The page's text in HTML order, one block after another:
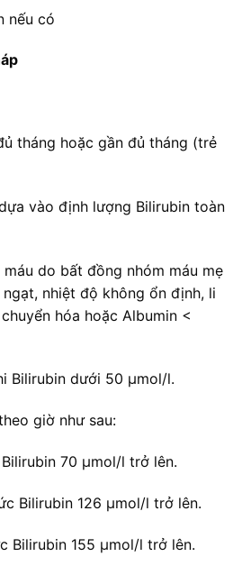
nếu có
tháng hoặc gần đủ tháng (trẻ
vào định lượng Bilirubin toàn
do bất đồng nhóm máu mẹ
ngạt, nhiệt độ không ổn định, li
hóa hoặc Albumin <
Bilirubin dưới 50 µmol/l.
giờ như sau:
70 µmol/l trở lên.
Bilirubin 126 µmol/l trở lên.
Bilirubin 155 µmol/l trở lên.